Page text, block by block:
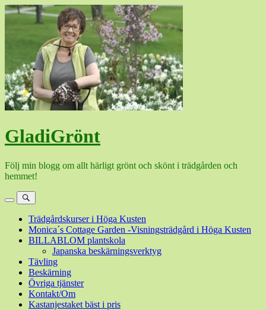
Hoppa
GladiGrönt
Följ min blogg om allt härligt grönt och skönt i trädgården och
hemmet!
MenySök
Trädgårdskurser i Höga Kusten
Monica´s Cottage Garden -Visningsträdgård i Höga Kusten
BILLABLOM plantskola
Japanska beskärningsverktyg
Tävling
Beskärning
Övriga tjänster
Kontakt/Om
Kastanjestaket bäst i pris